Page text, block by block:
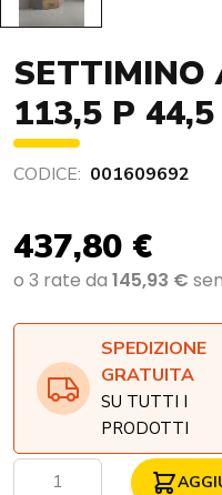
SETTIMINO
113,5 P 44,5
CODICE: 001609692
437,80 €
SPEDIZIONE
GRATUITA
SU TUTTI I
PRODOTTI
Quantità